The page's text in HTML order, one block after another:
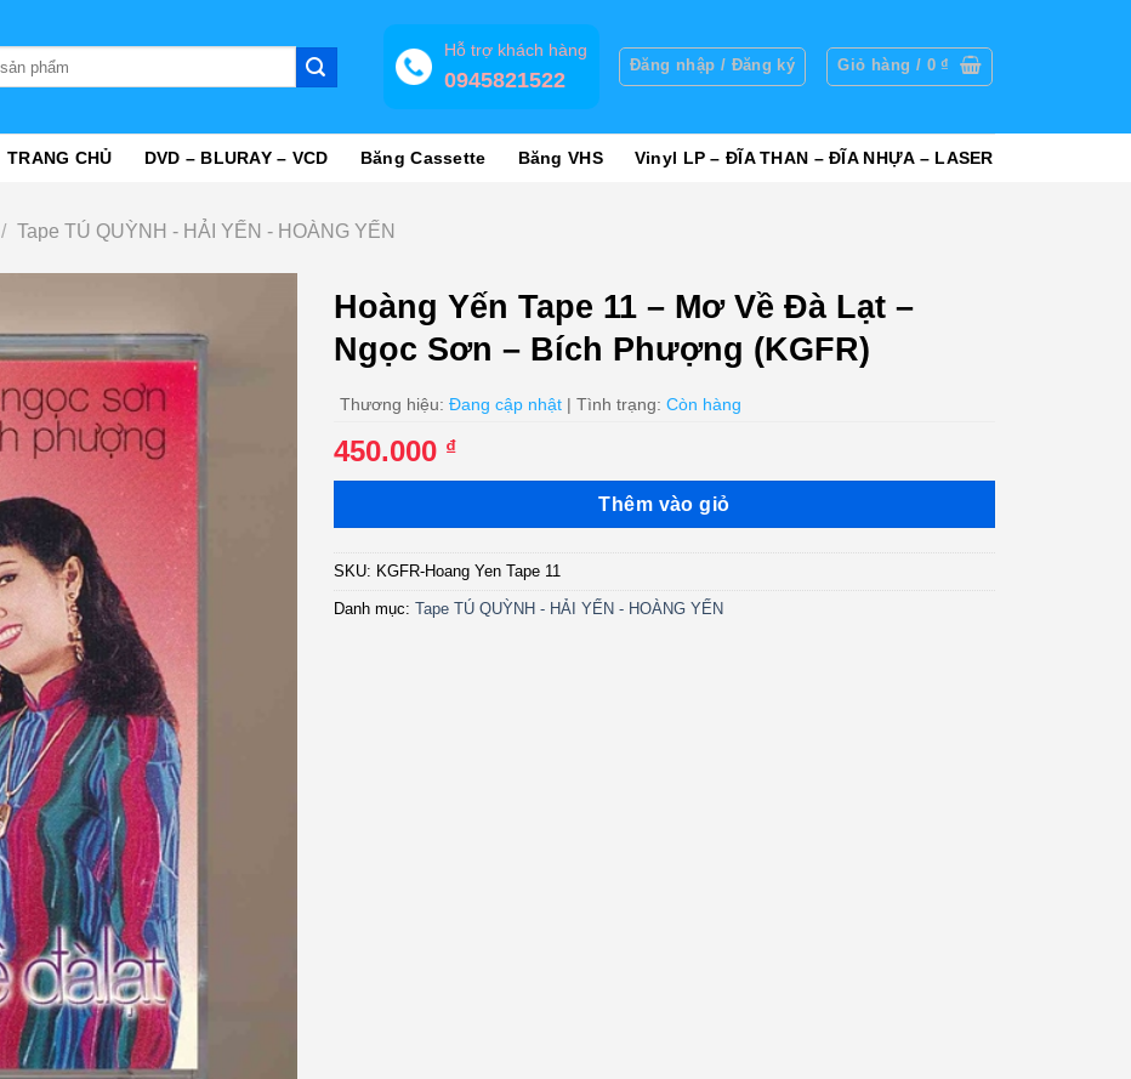
Hỗ trợ khách hàng
0945821522
Đăng nhập / Đăng ký Giỏ hàng / 0₫
TRANG CHỦ DVD – BLURAY – VCD Băng Cassette Băng VHS Vinyl LP – ĐĨA THAN – ĐĨA NHỰA – LASER
/ Tape TÚ QUỲNH - HẢI YẾN - HOÀNG YẾN
Hoàng Yến Tape 11 – Mơ Về Đà Lạt –
Ngọc Sơn – Bích Phượng (KGFR)
Thương hiệu: Đang cập nhật | Tình trạng: Còn hàng
450.000 ₫
Thêm vào giỏ
SKU: KGFR-Hoang Yen Tape 11
Danh mục: Tape TÚ QUỲNH - HẢI YẾN - HOÀNG YẾN